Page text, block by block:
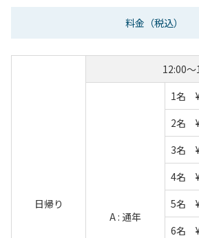
料金 （税込）
日帰り
12:00～
A : 通年
1名
2名
3名
4名
5名
6名